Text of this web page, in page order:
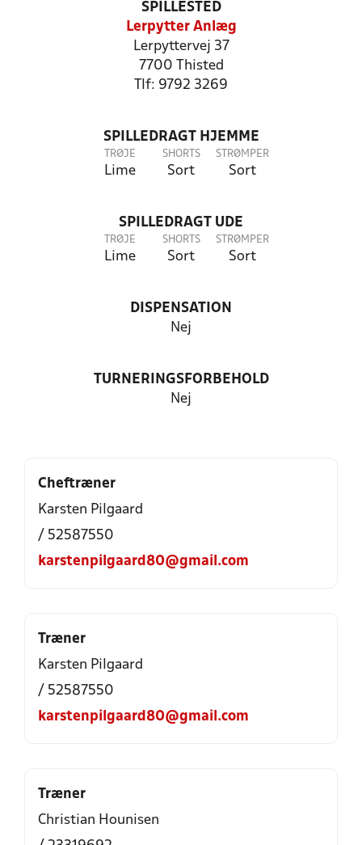
SPILLESTED
Lerpytter Anlæg
Lerpyttervej 37
7700 Thisted
Tlf: 9792 3269
SPILLEDRAGT HJEMME
TRØJE
Lime
SHORTS
Sort
STRØMPER
Sort
SPILLEDRAGT UDE
TRØJE
Lime
SHORTS
Sort
STRØMPER
Sort
DISPENSATION
Nej
TURNERINGSFORBEHOLD
Nej
Cheftræner
Karsten Pilgaard
/ 52587550
karstenpilgaard80@gmail.com
Træner
Karsten Pilgaard
/ 52587550
karstenpilgaard80@gmail.com
Træner
Christian Hounisen